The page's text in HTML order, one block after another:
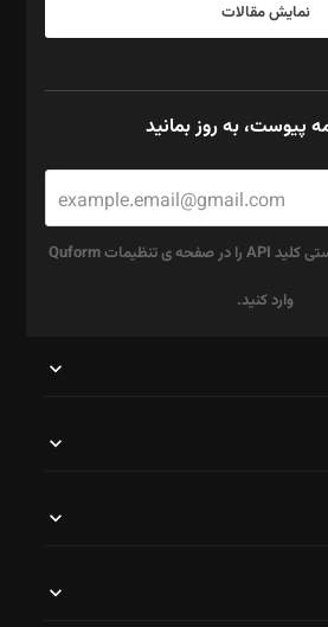
نمایش مقالات
پیوست، به روز بمانید
برای استفاده از ریکپچا بایستی کلید API را در صفحه ی تنظیمات Quform
وارد کنید.